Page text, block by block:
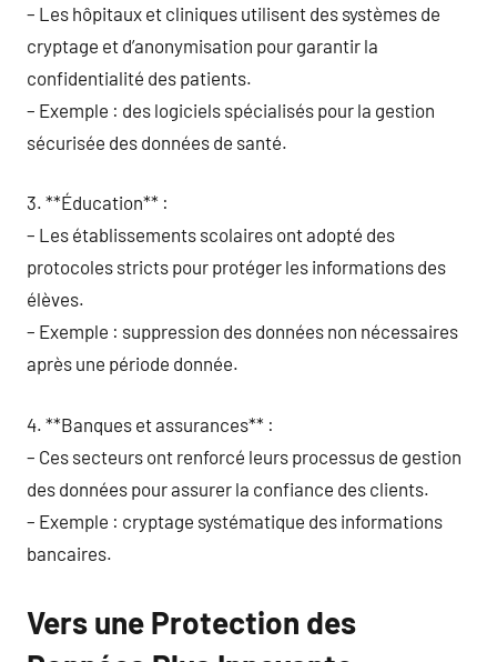
– Les hôpitaux et cliniques utilisent des systèmes de
cryptage et d’anonymisation pour garantir la
confidentialité des patients.
– Exemple : des logiciels spécialisés pour la gestion
sécurisée des données de santé.
3. **Éducation** :
– Les établissements scolaires ont adopté des
protocoles stricts pour protéger les informations des
élèves.
– Exemple : suppression des données non nécessaires
après une période donnée.
4. **Banques et assurances** :
– Ces secteurs ont renforcé leurs processus de gestion
des données pour assurer la confiance des clients.
– Exemple : cryptage systématique des informations
bancaires.
Vers une Protection des